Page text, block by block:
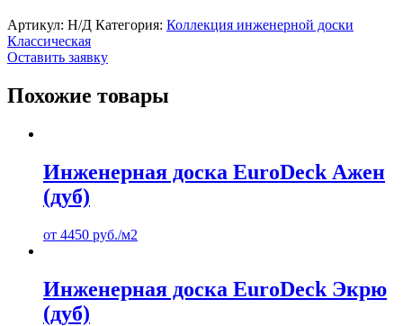
Артикул: Н/Д Категория: Коллекция инженерной доски
Классическая
Оставить заявку
Похожие товары
Инженерная доска EuroDeck Ажен
(дуб)
от 4450 руб./м2
Инженерная доска EuroDeck Экрю
(дуб)